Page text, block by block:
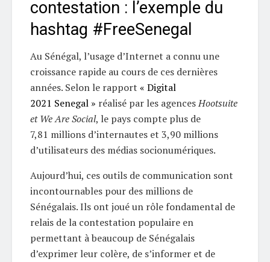
contestation : l’exemple du
hashtag #FreeSenegal
Au Sénégal, l’usage d’Internet a connu une
croissance rapide au cours de ces dernières
années. Selon le rapport « Digital
2021 Senegal » réalisé par les agencesHootsuite
et We Are Social, le pays compte plus de
7,81 millions d’internautes et 3,90 millions
d’utilisateurs des médias socionumériques.
Aujourd’hui, ces outils de communication sont
incontournables pour des millions de
Sénégalais. Ils ont joué un rôle fondamental de
relais de la contestation populaire en
permettant à beaucoup de Sénégalais
d’exprimer leur colère, de s’informer et de